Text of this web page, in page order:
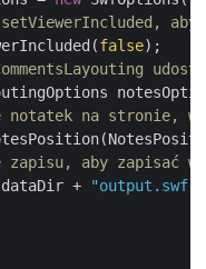
false);
notatek na stronie,
zapisu, aby zapisać
+
"output.swf"